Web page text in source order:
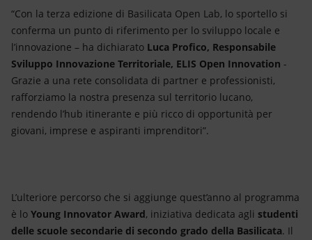
“Con la terza edizione di Basilicata Open Lab, lo sportello si
conferma un punto di riferimento per lo sviluppo locale e
l’innovazione – ha dichiarato Luca Profico, Responsabile
Sviluppo Innovazione Territoriale, ELIS Open Innovation -
Grazie a una rete consolidata di partner e professionisti,
rafforziamo la nostra presenza sul territorio lucano,
rendendo l’hub itinerante e più ricco di opportunità per
giovani, imprese e aspiranti imprenditori”.
L’ulteriore percorso che si aggiunge quest’anno al programma
è lo Young Innovator Award, iniziativa dedicata agli studenti
delle scuole secondarie di secondo grado della Basilicata. Il